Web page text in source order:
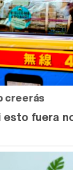
creerás
esto fuera